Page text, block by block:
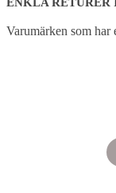
ENKLA RETURER
Varumärken som har